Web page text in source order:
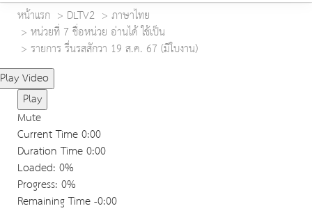
หน้าแรก DLTV2
ภาษาไทย
หน่วยที่ 7 ชื่อหน่วย อ่านได้ ใช้เป็น
รายการ รื่นรสสักวา 19 ส.ค. 67 (มีใบงาน)
Play Video
Play
Mute
Current Time0:00
Duration Time0:00
Loaded: 0%
Progress: 0%
Remaining Time-0:00